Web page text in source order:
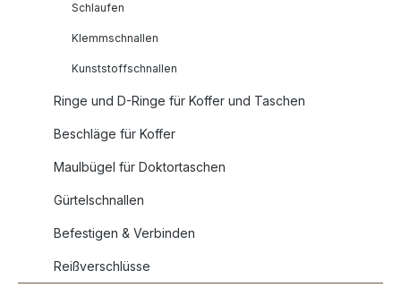
Schlaufen
Klemmschnallen
Kunststoffschnallen
Ringe und D-Ringe für Koffer und Taschen
Beschläge für Koffer
Maulbügel für Doktortaschen
Gürtelschnallen
Befestigen & Verbinden
Reißverschlüsse